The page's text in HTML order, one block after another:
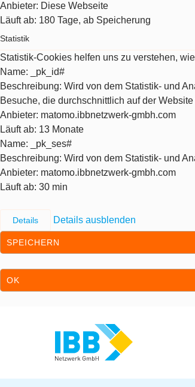
Anbieter: Diese Webseite
Läuft ab: 180 Tage, ab Speicherung
Statistik
Statistik-Cookies helfen uns zu verstehen,
Name: _pk_id#
Beschreibung: Wird von dem Statistik- und
Besuche, die durchschnittlich auf der
Anbieter: matomo.ibbnetzwerk-gmbh.com
Läuft ab: 13 Monate
Name: _pk_ses#
Beschreibung: Wird von dem Statistik- und
Anbieter: matomo.ibbnetzwerk-gmbh.com
Läuft ab: 30 min
Details Details ausblenden
SPEICHERN
OK